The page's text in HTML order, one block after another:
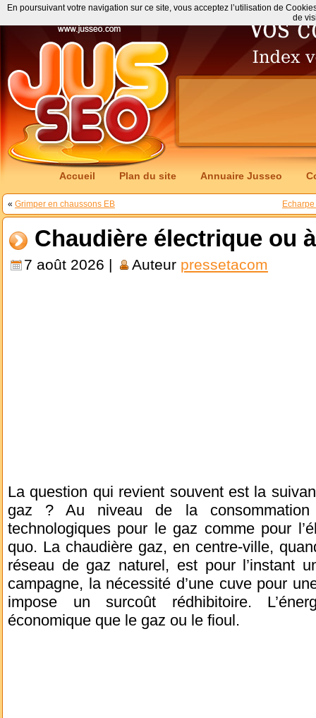
Accueil Plan du site Annuaire Jusseo
« Grimper en chaussons EB
Chaudière électrique ou
7 août 2026 | Auteur pressetacom
La question qui revient souvent est la
gaz ? Au niveau de la consommation
technologiques pour le gaz comme pour
quo. La chaudière gaz, en centre-ville,
réseau de gaz naturel, est pour l’instant
campagne, la nécessité d’une cuve pour
impose un surcoût rédhibitoire.
économique que le gaz ou le fioul.
En poursuivant votre navigation sur ce site, vous acceptez l’utilisation de
de